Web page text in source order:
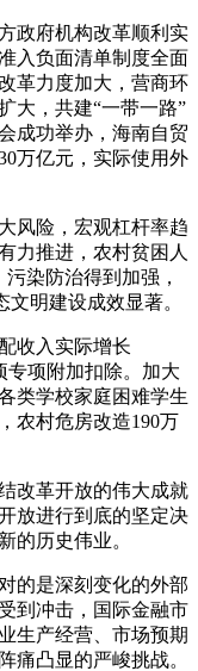
政府机构改革顺利实
入负面清单制度全面
革力度加大，营商环
大，共建“一带一路”
成功举办，海南自贸
万亿元，实际使用外
风险，宏观杠杆率趋
力推进，农村贫困人
染防治得到加强，
明建设成效显著。
收入实际增长
专项附加扣除。加大
类学校家庭困难学生
农村危房改造190万
改革开放的伟大成就
放进行到底的坚定决
的历史伟业。
的是深刻变化的外部
到冲击，国际金融市
生产经营、市场预期
痛凸显的严峻挑战。